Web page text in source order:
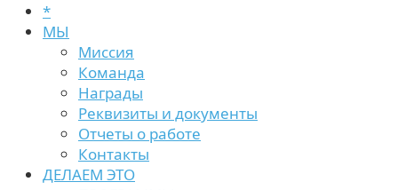
*
МЫ
Миссия
Команда
Награды
Реквизиты и документы
Отчеты о работе
Контакты
ДЕЛАЕМ ЭТО